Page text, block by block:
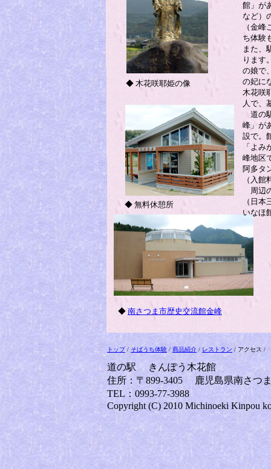
◆ 南さつま市歴史交流館金峰
◆ 無料休憩所
◆ 木花咲耶姫の像
館」が
など）
（金
ち体験
また、
ります
の娘で
の妃に
木花咲
人で、
道の
峰」が
設で。
「よ
峰地区
阿多タ
（入館
周辺
（日
いなほ
道の駅 きんぽう木花館
住所：〒899-3405 鹿児島県南さつ
TEL：0993-77-3988
Copyright (C) 2010 Michinoeki Kinpou
トップ/ そばうち体験 / 商品紹介 / レストラン / アクセス /